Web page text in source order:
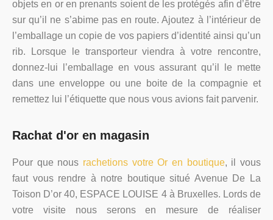
objets en or en prenants soient de les protégés afin d’être
sur qu’il ne s’abime pas en route. Ajoutez à l’intérieur de
l’emballage un copie de vos papiers d’identité ainsi qu’un
rib. Lorsque le transporteur viendra à votre rencontre,
donnez-lui l’emballage en vous assurant qu’il le mette
dans une enveloppe ou une boite de la compagnie et
remettez lui l’étiquette que nous vous avions fait parvenir.
Rachat d'or en magasin
Pour que nous rachetions votre Or en boutique, il vous
faut vous rendre à notre boutique situé Avenue De La
Toison D’or 40, ESPACE LOUISE 4 à Bruxelles. Lords de
votre visite nous serons en mesure de réaliser